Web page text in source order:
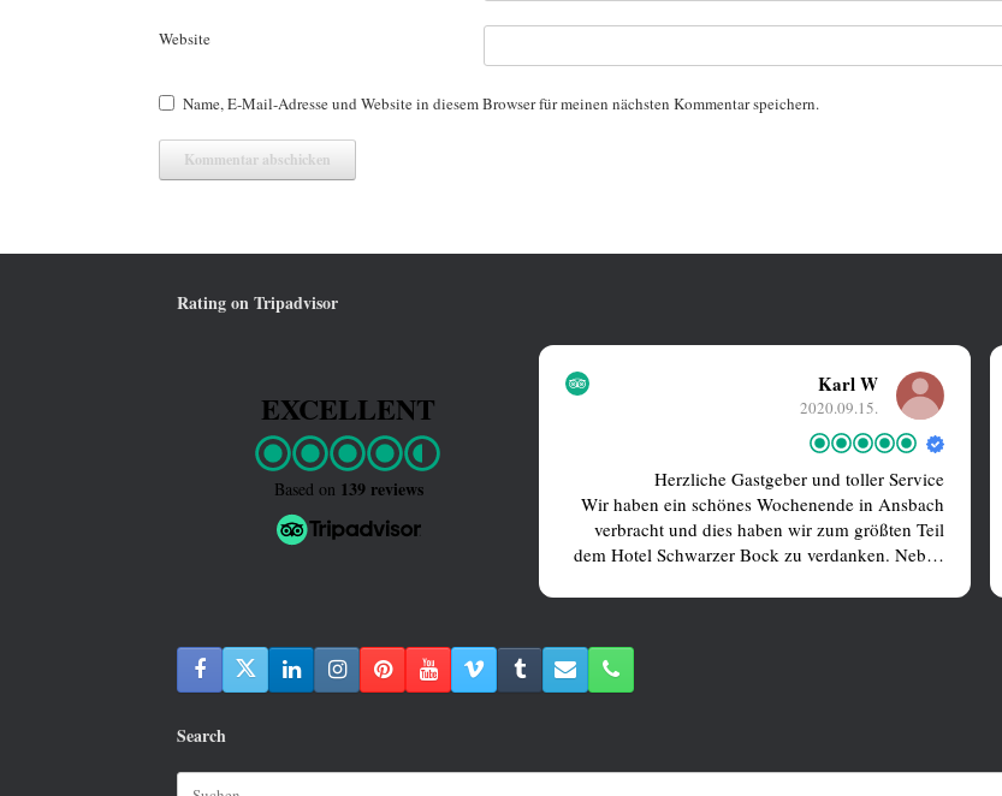
Website
Name, E-Mail-Adresse und Website in diesem Browser für meinen nächsten Kommentar speichern.
Rating on Tripadvisor
EXCELLENT
Based on 139 reviews
Karl W
2020.09.15.
Herzliche Gastgeber und toller Service
Wir haben ein schönes Wochenende in Ansbach
verbracht und dies haben wir zum größten Teil
dem Hotel Schwarzer Bock zu verdanken. Neben
eingerichteten Zimmer haben wir einen super
Zudem hat uns die Verpflegung sehr gefallen: das
Frühstück ließ keine Wünsche offen und die
Den nächsten Besuch planen wir bereits. Dieses
Search
Suchen